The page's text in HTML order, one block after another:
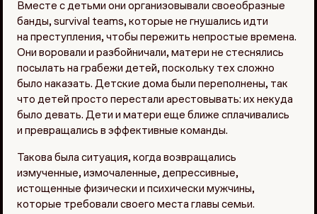
Вместе с детьми они организовывали своеобразные
банды, survival teams, которые не гнушались идти
на преступления, чтобы пережить непростые времена.
Они воровали и разбойничали, матери не стеснялись
посылать на грабежи детей, поскольку тех сложно
было наказать. Детские дома были переполнены, так
что детей просто перестали арестовывать: их некуда
было девать. Дети и матери еще ближе сплачивались
и превращались в эффективные команды.
Такова была ситуация, когда возвращались
измученные, измочаленные, депрессивные,
истощенные физически и психически мужчины,
которые требовали своего места главы семьи.